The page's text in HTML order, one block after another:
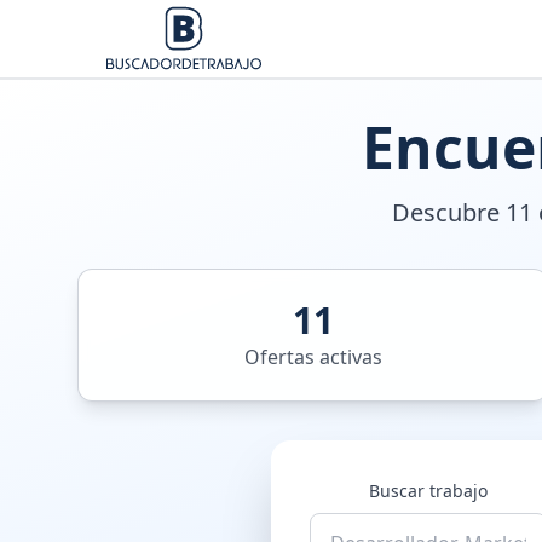
Descubre
11
Ofertas activas
Buscar trabajo